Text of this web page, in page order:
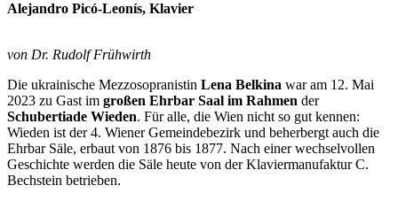
Alejandro Picó-Leonís, Klavier
von Dr. Rudolf Frühwirth
Die ukrainische Mezzosopranistin Lena Belkina war am 12. Mai
2023 zu Gast im großen Ehrbar Saal im Rahmen der
Schubertiade Wieden. Für alle, die Wien nicht so gut kennen:
Wieden ist der 4. Wiener Gemeindebezirk und beherbergt auch die
Ehrbar Säle, erbaut von 1876 bis 1877. Nach einer wechselvollen
Geschichte werden die Säle heute von der Klaviermanufaktur C.
Bechstein betrieben.